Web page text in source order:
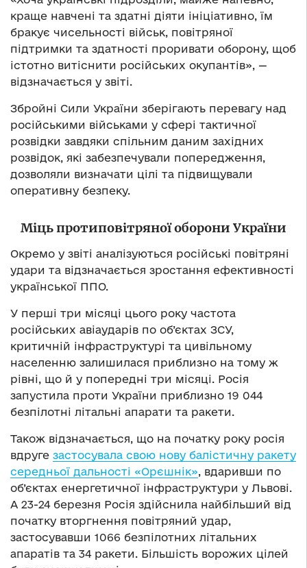
краще навчені та здатні діяти ініціативно, їм
бракує чисельності військ, повітряної
підтримки та здатності проривати оборону, щоб
істотно витіснити російських окупантів», —
відзначається у звіті.
Збройні Сили України зберігають перевагу над
російськими військами у сфері тактичної
розвідки завдяки спільним даним західних
розвідок, які забезпечували попередження,
дозволяли визначати цілі та підвищували
оперативну безпеку.
Міць протиповітряної оборони України
Окремо у звіті аналізуються російські повітряні
удари та відзначається зростання ефективності
української ППО.
У перші три місяці цього року частота
російських авіаударів по об’єктах ЗСУ,
критичній інфраструктурі та цивільному
населенню залишилася приблизно на тому ж
рівні, що й у попередні три місяці. Росія
запустила проти України приблизно 19 044
безпілотні літальні апарати та ракети.
Також відзначається, що на початку року росія
вдруге застосувала свою нову балістичну ракету
середньої дальності «Орєшнік», вдаривши по
об’єктах енергетичної інфраструктури у Львові.
А 23-24 березня Росія здійснила найбільший від
початку вторгнення повітряний удар,
застосувавши 1066 безпілотних літальних
апаратів та 34 ракети. Більшість ворожих цілей